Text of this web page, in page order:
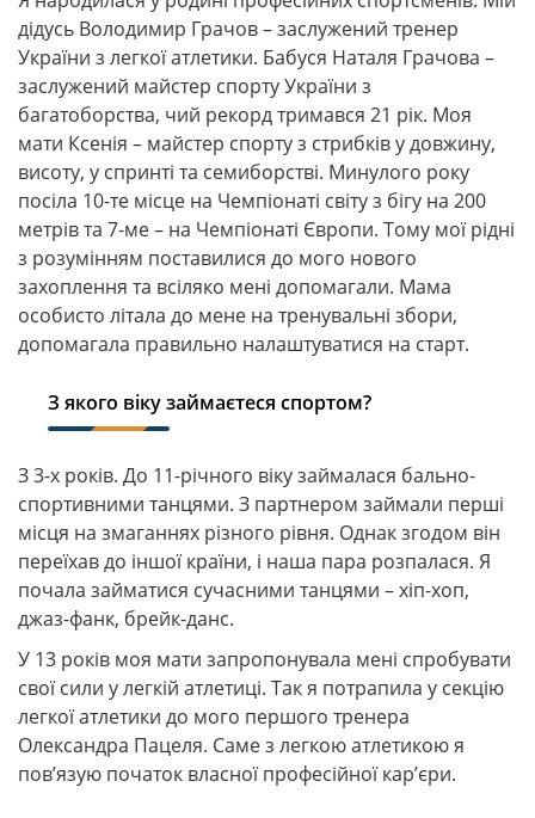
дідусь Володимир Грачов – заслужений тренер
України з легкої атлетики. Бабуся Наталя Грачова –
заслужений майстер спорту України з
багатоборства, чий рекорд тримався 21 рік. Моя
мати Ксенія – майстер спорту з стрибків у довжину,
висоту, у спринті та семиборстві. Минулого року
посіла 10-те місце на Чемпіонаті світу з бігу на 200
метрів та 7-ме – на Чемпіонаті Європи. Тому мої рідні
з розумінням поставилися до мого нового
захоплення та всіляко мені допомагали. Мама
особисто літала до мене на тренувальні збори,
допомагала правильно налаштуватися на старт.
З якого віку займаєтеся спортом?
З 3-х років. До 11-річного віку займалася бально-
спортивними танцями. З партнером займали перші
місця на змаганнях різного рівня. Однак згодом він
переїхав до іншої країни, і наша пара розпалася. Я
почала займатися сучасними танцями – хіп-хоп,
джаз-фанк, брейк-данс.
У 13 років моя мати запропонувала мені спробувати
свої сили у легкій атлетиці. Так я потрапила у секцію
легкої атлетики до мого першого тренера
Олександра Пацеля. Саме з легкою атлетикою я
пов’язую початок власної професійної кар’єри.